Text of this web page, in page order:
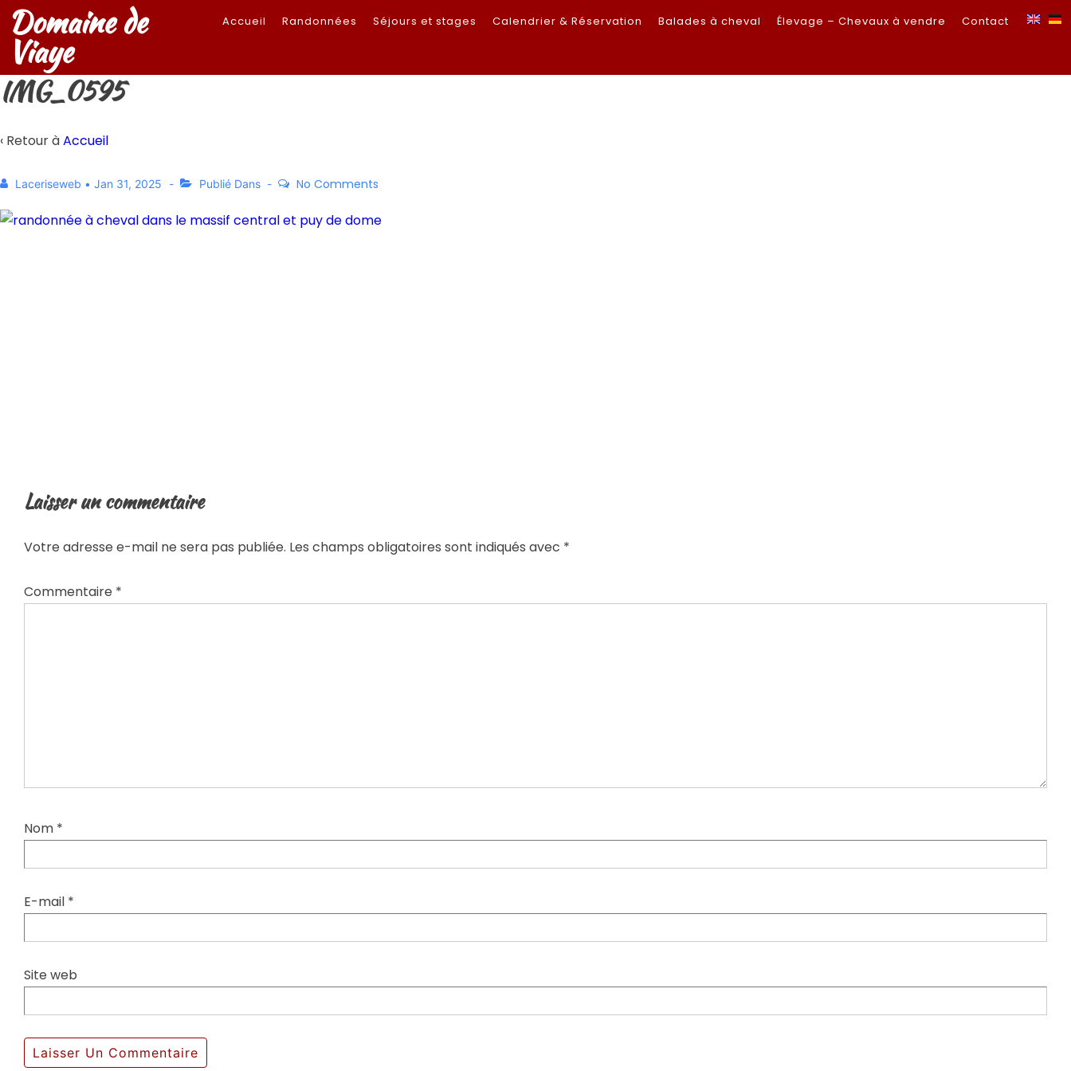
Domaine de
Viaye
Accueil Randonnées Séjours et stages Calendrier & Réservation Balades à cheval Élevage – Chevaux à vendre Contact
IMG_0595
‹ Retour àAccueil
Laceriseweb • Jan 31, 2025 Publié Dans No Comments
Laisser un commentaire
Votre adresse e-mail ne sera pas publiée. Les champs obligatoires sont indiqués avec *
Commentaire *
Nom *
E-mail *
Site web